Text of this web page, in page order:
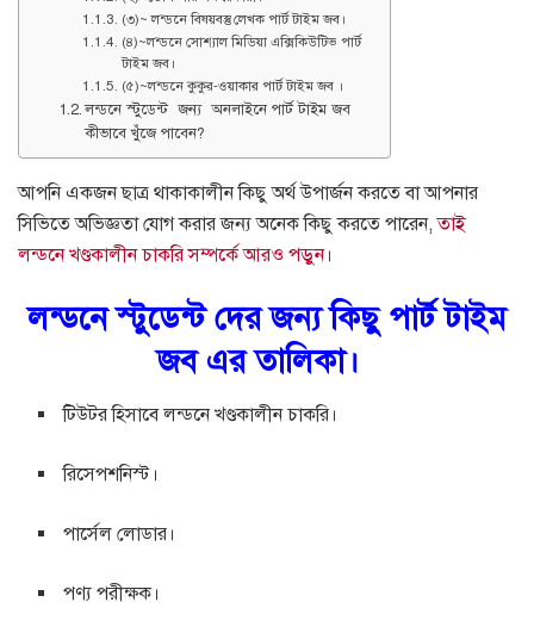
(৩)~ লন্ডনে বিষয়বস্তু লেখক পার্ট টাইম জব।
(৪)~লন্ডনে সোশ্যাল মিডিয়া এক্সিকিউটিভ পার্ট
টাইম জব।
(৫)~লন্ডনে কুকুর-ওয়াকার পার্ট টাইম জব ।
লন্ডনে স্টুডেন্ট জন্য অনলাইনে পার্ট টাইম জব
কীভাবে খুঁজে পাবেন?
আপনি একজন ছাত্র থাকাকালীন কিছু অর্থ উপার্জন করতে বা আপনার
সিভিতে অভিজ্ঞতা যোগ করার জন্য অনেক কিছু করতে পারেন, তাই
লন্ডনে খণ্ডকালীন চাকরি সম্পর্কে আরও পড়ুন।
লন্ডনে স্টুডেন্ট দের জন্য কিছু পার্ট টাইম
জব এর তালিকা।
টিউটর হিসাবে লন্ডনে খণ্ডকালীন চাকরি।
রিসেপশনিস্ট।
পার্সেল লোডার।
পণ্য পরীক্ষক।